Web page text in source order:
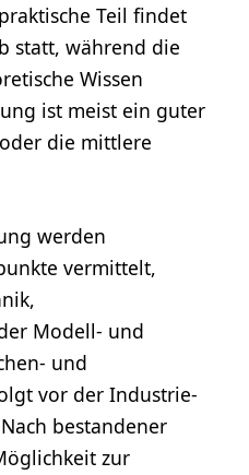
Teil findet
statt, während die
Wissen
ist meist ein guter
oder die mittlere
werden
vermittelt,
Modell- und
und
vor der Industrie-
bestandener
zur